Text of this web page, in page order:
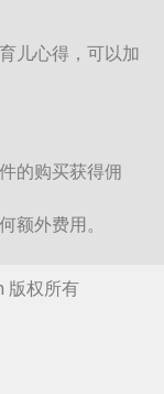
儿心得，可以加
的购买获得佣
额外费用。
版权所有